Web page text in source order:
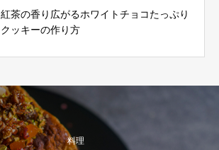
紅茶の香り広がるホワイトチョコたっぷり
クッキーの作り方
料理